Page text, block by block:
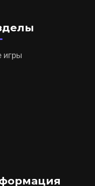
игры